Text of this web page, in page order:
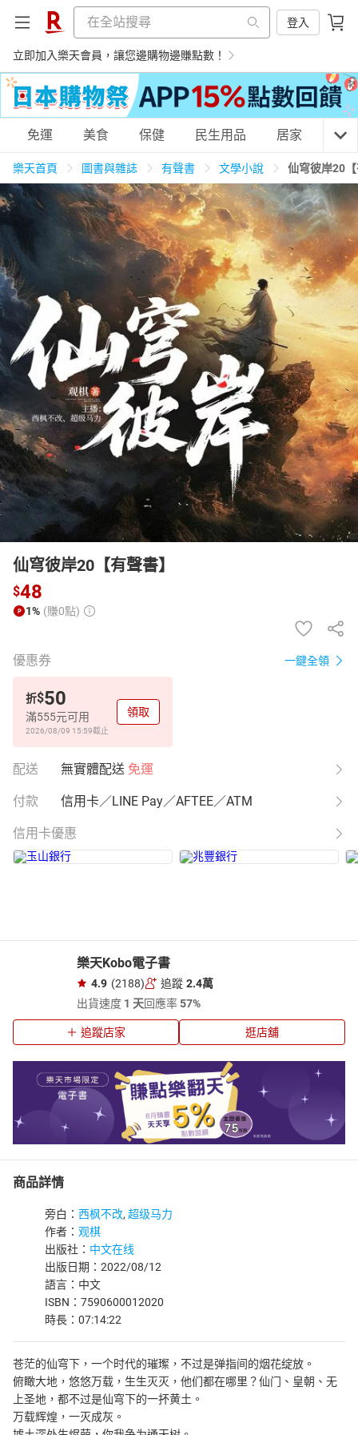
登入
立即加入樂天會員，讓您邊購物邊賺點數！
購物網分類
天天免運 美食蛋糕 養生保健 民生用品
3C家電 運動休閒 親子玩具
女裝 男裝 化妝保養 情趣用品
日本購物 電子/紙本書
HOT
免運 美食 保健 民生用品 居家 3C
樂天首頁 圖書與雜誌 有聲書 文學小說 仙穹彼岸20
仙穹彼岸20【有聲書】
$48
1% (賺0點)
優惠券 一鍵全領
折$50
滿555元可用
2026/08/09 15:59截止
領取
配送 無實體配送 免運
付款 信用卡／LINE Pay／AFTEE／ATM
信用卡優惠
樂天Kobo電子書
4.9 (2188) 追蹤 2.4萬
出貨速度 1 天回應率57%
追蹤店家 逛店舖
商品詳情
旁白： 西枫不改, 超级马力
作者： 观棋
出版社： 中文在线
出版日期：2022/08/12
語言：中文
ISBN：7590600012020
時長：07:14:22
苍茫的仙穹下，一个时代的璀璨，不过是弹指间的烟花绽放。
俯瞰大地，悠悠万载，生生灭灭，他们都在哪里？仙门、皇朝、无
上圣地，都不过是仙穹下的一抔黄土。
万载辉煌，一灭成灰。